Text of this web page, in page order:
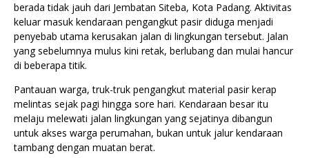
berada tidak jauh dari Jembatan Siteba, Kota Padang. Aktivitas
keluar masuk kendaraan pengangkut pasir diduga menjadi
penyebab utama kerusakan jalan di lingkungan tersebut. Jalan
yang sebelumnya mulus kini retak, berlubang dan mulai hancur
di beberapa titik.
Pantauan warga, truk-truk pengangkut material pasir kerap
melintas sejak pagi hingga sore hari. Kendaraan besar itu
melaju melewati jalan lingkungan yang sejatinya dibangun
untuk akses warga perumahan, bukan untuk jalur kendaraan
tambang dengan muatan berat.